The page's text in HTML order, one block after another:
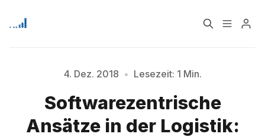
Bitte geben Sie mindestens 3 Zeichen ein
4. Dez. 2018 • Lesezeit: 1 Min.
Softwarezentrische
Ansätze in der Logistik: